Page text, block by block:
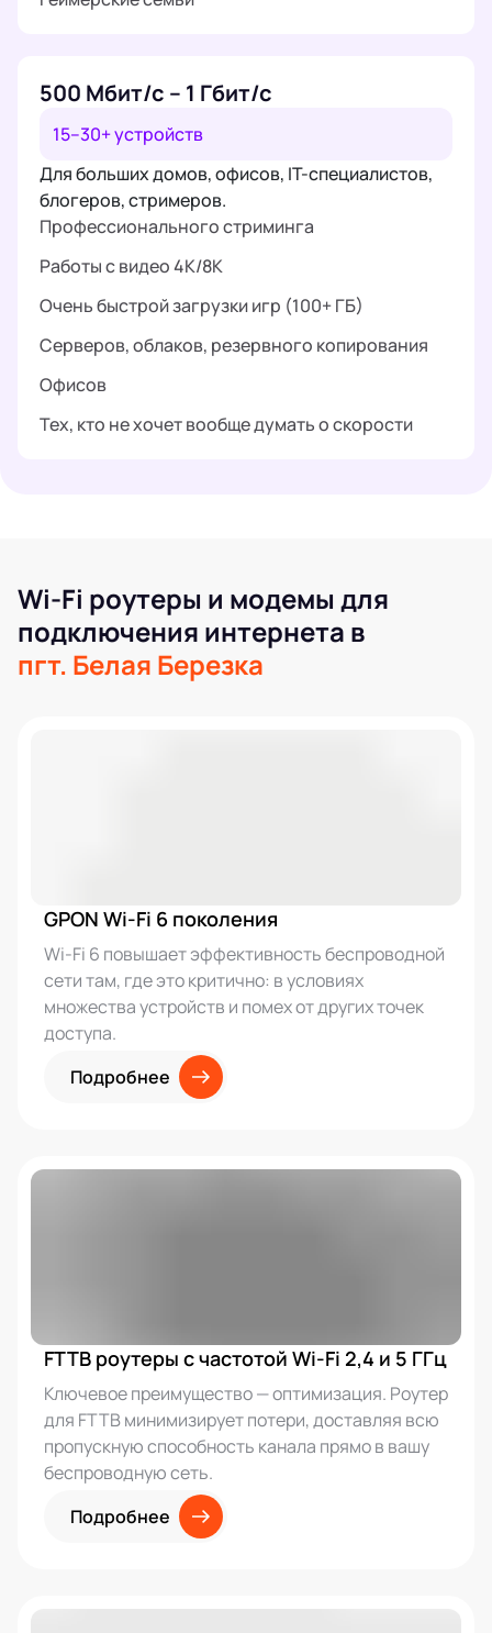
500 Мбит/с – 1 Гбит/с
15–30+ устройств
Для больших домов, офисов, IT-специалистов,
блогеров, стримеров.
Профессионального стриминга
Работы с видео 4K/8K
Очень быстрой загрузки игр (100+ ГБ)
Серверов, облаков, резервного копирования
Офисов
Тех, кто не хочет вообще думать о скорости
Wi-Fi роутеры и модемы для
подключения интернета в
пгт. Белая Березка
GPON Wi-Fi 6 поколения
Wi-Fi 6 повышает эффективность беспроводной
сети там, где это критично: в условиях
множества устройств и помех от других точек
доступа.
Подробнее
FTTB роутеры с частотой Wi-Fi 2,4 и 5 ГГц
Ключевое преимущество — оптимизация. Роутер
для FTTB минимизирует потери, доставляя всю
пропускную способность канала прямо в вашу
беспроводную сеть.
Подробнее